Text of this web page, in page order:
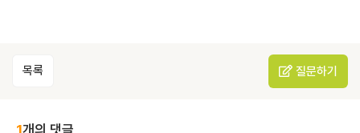
목록 질문하기
1개의 댓글